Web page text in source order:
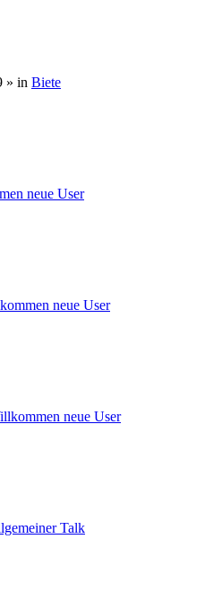
» in Biete
neue User
neue User
neue User
Talk